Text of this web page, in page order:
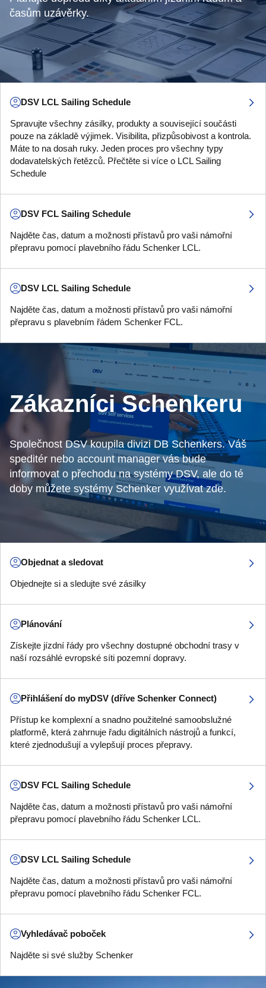
časům uzávěrky.
DSV LCL Sailing Schedule
Spravujte všechny zásilky, produkty a související součásti
pouze na základě výjimek. Visibilita, přizpůsobivost a kontrola.
Máte to na dosah ruky. Jeden proces pro všechny typy
dodavatelských řetězců. Přečtěte si více o LCL Sailing
Schedule
DSV FCL Sailing Schedule
Najděte čas, datum a možnosti přístavů pro vaši námořní
přepravu pomocí plavebního řádu Schenker LCL.
DSV LCL Sailing Schedule
Najděte čas, datum a možnosti přístavů pro vaši námořní
přepravu s plavebním řádem Schenker FCL.
Zákazníci Schenkeru
Společnost DSV koupila divizi DB Schenkers. Váš
speditér nebo account manager vás bude
informovat o přechodu na systémy DSV, ale do té
doby můžete systémy Schenker využívat zde.
Objednat a sledovat
Objednejte si a sledujte své zásilky
Plánování
Získejte jízdní řády pro všechny dostupné obchodní trasy v
naší rozsáhlé evropské síti pozemní dopravy.
Přihlášení do myDSV (dříve Schenker Connect)
Přístup ke komplexní a snadno použitelné samoobslužné
platformě, která zahrnuje řadu digitálních nástrojů a funkcí,
které zjednodušují a vylepšují proces přepravy.
DSV FCL Sailing Schedule
Najděte čas, datum a možnosti přístavů pro vaši námořní
přepravu pomocí plavebního řádu Schenker LCL.
DSV LCL Sailing Schedule
Najděte čas, datum a možnosti přístavů pro vaši námořní
přepravu pomocí plavebního řádu Schenker FCL.
Vyhledávač poboček
Najděte si své služby Schenker